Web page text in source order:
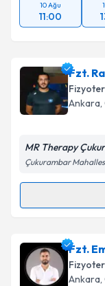
10 Ağu
11:00
Fzt.
Ankara,
MR Therapy
Çukurambar
Randevu
Fzt.
oluşturun.
takvim
Fzt.
Ankara,